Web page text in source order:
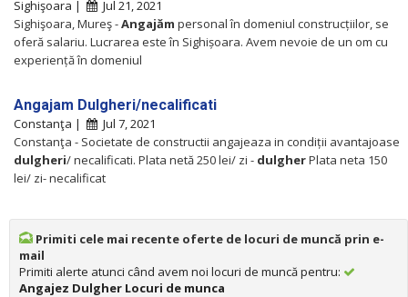
Sighişoara |
Jul 21, 2021
Sighişoara, Mureş -Angajăm personal în domeniul construcțiilor, se
oferă salariu. Lucrarea este în Sighișoara. Avem nevoie de un om cu
experiență în domeniul
Angajam Dulgheri/necalificati
Constanţa |
Jul 7, 2021
Constanţa - Societate de constructii angajeaza in condiții avantajoase
dulgheri/ necalificati. Plata netă 250 lei/ zi - dulgherPlata neta 150
lei/ zi- necalificat
Primiti cele mai recente oferte de locuri de muncă prin e-
mail
Primiti alerte atunci când avem noi locuri de muncă pentru:
Angajez Dulgher Locuri de munca